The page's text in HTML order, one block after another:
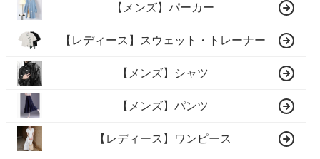
【メンズ】パーカー
【レディース】スウェット・トレーナー
【メンズ】シャツ
【メンズ】パンツ
【レディース】ワンピース